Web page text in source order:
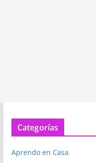
Categorías
Aprendo en Casa